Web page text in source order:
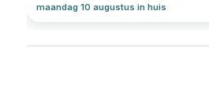
maandag 10 augustus in huis